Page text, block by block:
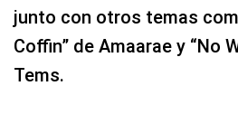
junto con otros temas
Coffin” de Amaarae y “No
Tems.